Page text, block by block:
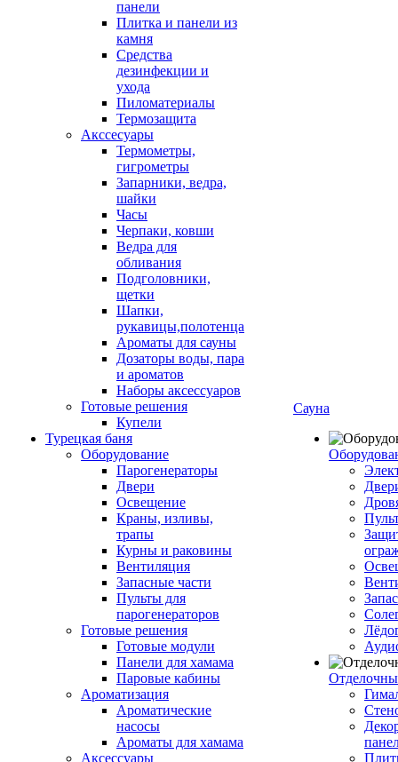
панели
Плитка и панели из
камня
Средства
дезинфекции и
ухода
Пиломатериалы
Термозащита
Аксcесуары
Термометры,
гигрометры
Запарники, ведра,
шайки
Часы
Черпаки, ковши
Ведра для
обливания
Подголовники,
щетки
Шапки,
рукавицы,полотенца
Ароматы для сауны
Дозаторы воды, пара
и ароматов
Наборы аксессуаров
Готовые решения
Купели
Турецкая баня
Оборудование
Парогенераторы
Двери
Освещение
Краны, изливы,
трапы
Курны и раковины
Вентиляция
Запасные части
Пульты для
парогенераторов
Готовые решения
Готовые модули
Панели для хамама
Паровые кабины
Ароматизация
Ароматические
насосы
Ароматы для хамама
Аксессуары
Сауна